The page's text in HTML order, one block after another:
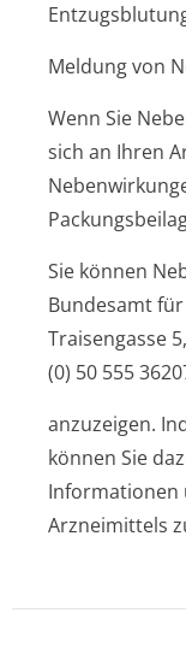
Meldung von
Wenn Sie
sich an Ihren
Sie können
Bundesamt
Traisengasse
(0) 50 555
anzuzeigen.
können Sie
Informationen
Arzneimittels